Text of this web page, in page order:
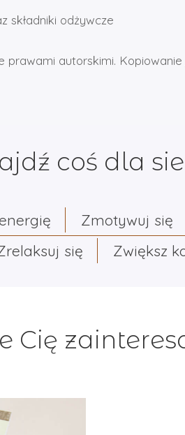
składniki odżywcze
prawami autorskimi.
coś dla
Zmotywuj się
się Zwiększ
Cię